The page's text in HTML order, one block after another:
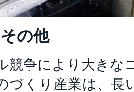
の他
競争により大きな
づくり産業は、長